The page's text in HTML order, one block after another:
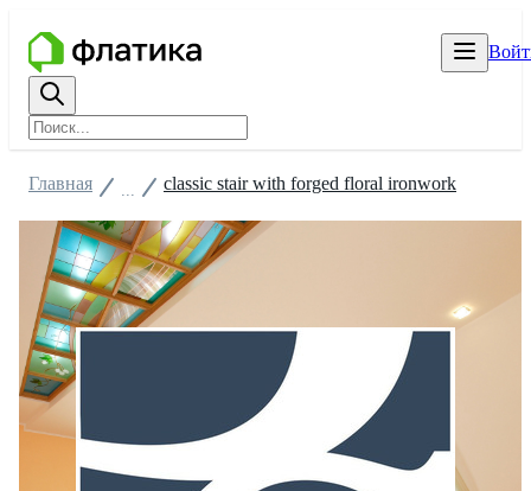
Главная classic stair with forged floral ironwork